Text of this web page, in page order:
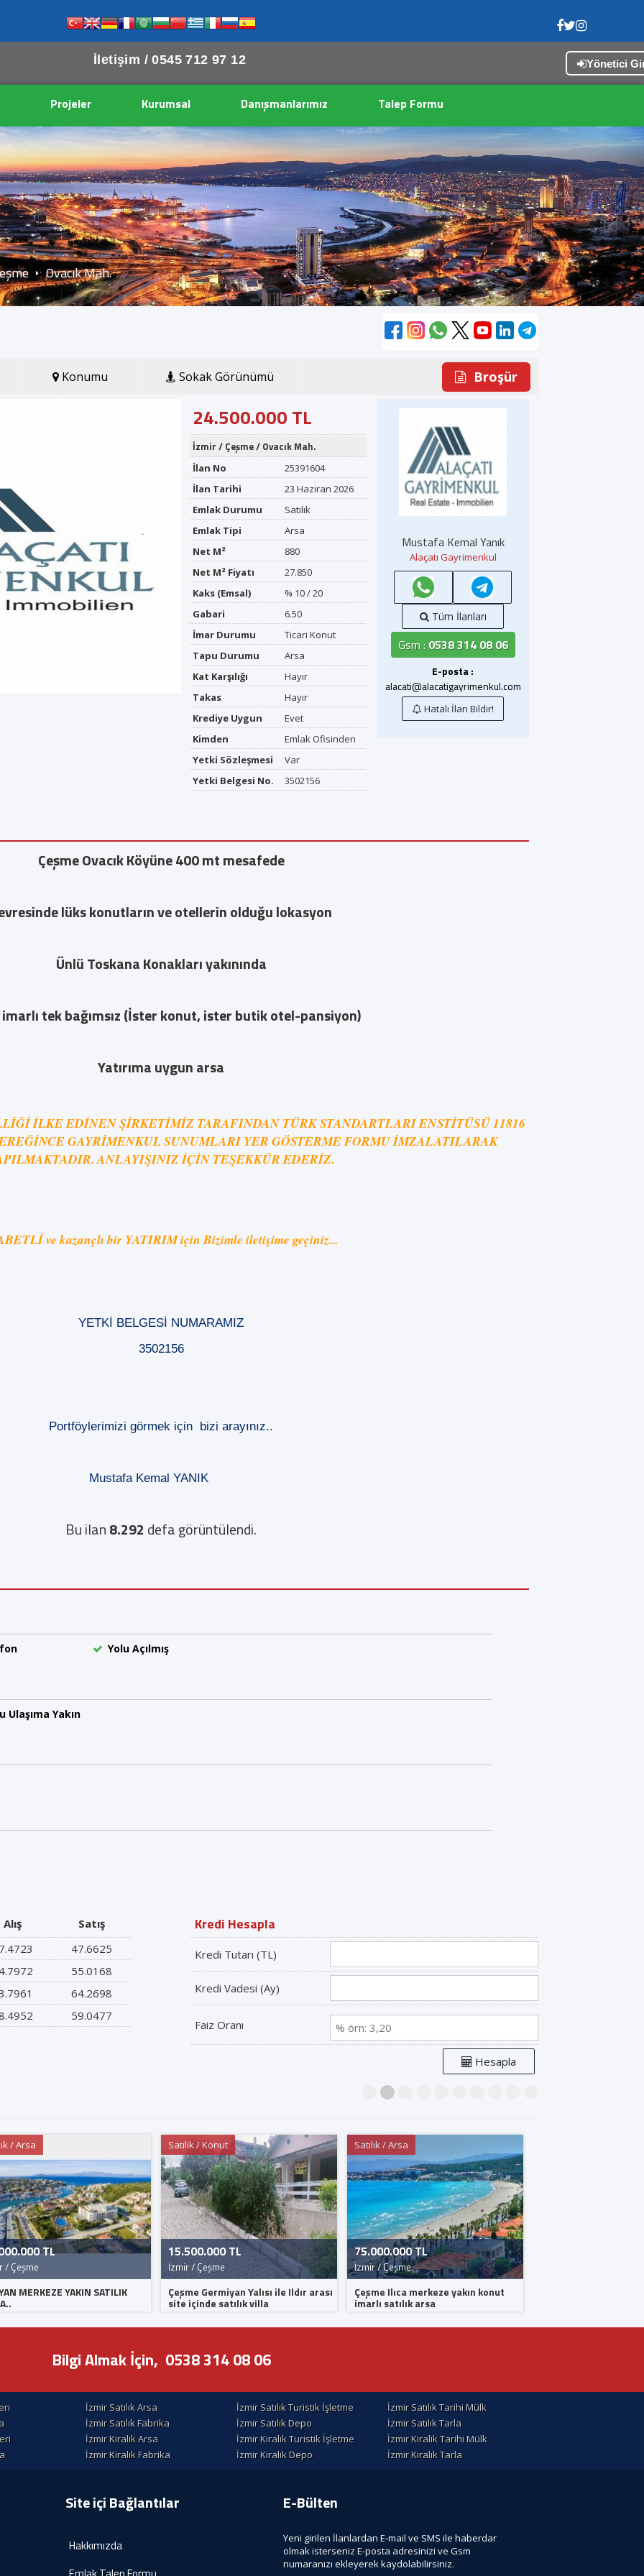
İletişim /0545 712 97 12 Yönetici
Projeler Kurumsal Danışmanlarımız Talep Formu
Ovacık Mah.
Mesaj Gönder
Alaçatı Gayrimenkul
Alaçatı Gayrimenkul
Tel: 0538 314 08 06
Aşağıdaki bilgileri doldurun ve Gönder tuşuna basın.
Mailinize gelecek onay linkine tıkladığınızda
mesaj sayfasına yönlendirileceksiniz.
Gönder
Konumu Sokak Görünümü Broşür
24.500.000 TL
İzmir / Çeşme/ Ovacık Mah.
İlan No
25391604
İlan Tarihi
23 Haziran 2026
Emlak Durumu
Satılık
Emlak Tipi
Arsa
Net M²
880
Net M² Fiyatı
27.850
Kaks (Emsal)
% 10 / 20
Gabari
6.50
İmar Durumu
Ticari Konut
Tapu Durumu
Arsa
Kat Karşılığı
Hayır
Takas
Hayır
Krediye Uygun
Evet
Kimden
Emlak Ofisinden
Yetki Sözleşmesi
Var
Yetki Belgesi No.
3502156
Mustafa Kemal Yanık
Alaçatı Gayrimenkul
Tüm İlanları
Gsm : 0538 314 08 06
E-posta :
alacati@alacatigayrimenkul.com
Hatalı İlan Bildir!
Çeşme Ovacık Köyüne 400 mt mesafede
lüks konutların ve otellerin olduğu lokasyon
Ünlü Toskana Konakları yakınında
tek bağımsız (İster konut, ister butik otel-pansiyon)
Yatırıma uygun arsa
İLKE EDİNEN ŞİRKETİMİZ TARAFINDAN TÜRK STANDARTLARI ENSTİTÜSÜ 11816
GAYRİMENKUL SUNUMLARI YER GÖSTERME FORMU İMZALATILARAK
ANLAYIŞINIZ İÇİN TEŞEKKÜR EDERİZ.
ve kazançlı bir YATIRIM için Bizimle iletişime geçiniz...
YETKİ BELGESİ NUMARAMIZ
3502156
Portföylerimizi görmek için bizi arayınız..
Mustafa Kemal YANIK
Bu ilan8.292 defa görüntülendi.
Yolu Açılmış
Ulaşıma Yakın
Alış
Satış
47.6625
55.0168
64.2698
59.0477
Kredi Hesapla
Kredi Tutarı (TL)
Kredi Vadesi (Ay)
Faiz Oranı
Hesapla
2
/ Arsa
TL
/ Çeşme
MERKEZE YAKIN SATILIK
Satılık / Konut
15.500.000 TL
İzmir / Çeşme
Çeşme Germiyan Yalısı ile Ildır arası
site içinde satılık villa
Satılık / Arsa
75.000.000 TL
İzmir / Çeşme
Çeşme Ilıca merkeze yakın konut
imarlı satılık arsa
Bilgi Almak İçin, 0538 314 08 06
İzmir Satılık Arsa İzmir Satılık Turistik İşletme
İzmir Satılık Tarihi Mülk
İzmir Satılık Fabrika İzmir Satılık Depo
İzmir Satılık Tarla
İzmir Kiralik Arsa İzmir Kiralık Turistik İşletme
İzmir Kiralik Tarihi Mülk
İzmir Kiralık Fabrika İzmir Kiralık Depo İzmir Kiralık Tarla
Site içi Bağlantılar
Hakkımızda
E-Bülten
Yeni girilen İlanlardan E-mail ve SMS ile haberdar
olmak isterseniz E-posta adresinizi ve Gsm
numaranızı ekleyerek kaydolabilirsiniz.